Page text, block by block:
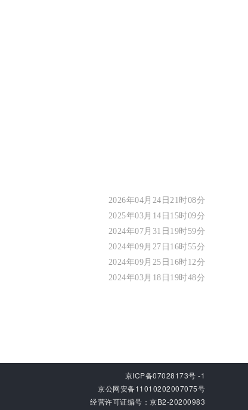
2026年04月24日21时08分
2025年03月14日15时09分
2024年07月31日19时59分
2024年09月27日16时55分
2024年09月25日16时12分
2024年03月18日19时48分
京ICP备07028173号 -1
京公网安备11010202007075号
经营许可证编号：京B2-20200983